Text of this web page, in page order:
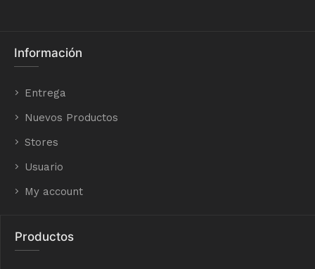
Información
Entrega
Nuevos Productos
Stores
Usuario
My account
Productos